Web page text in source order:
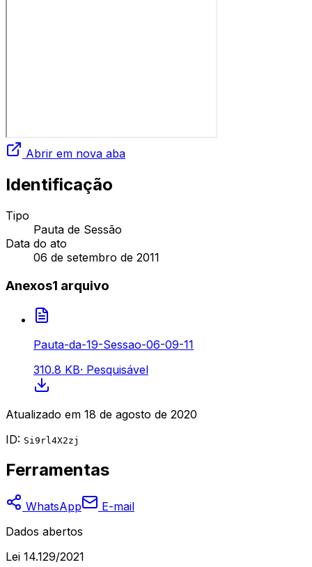
Abrir em nova aba
Identificação
Tipo
Pauta de Sessão
Data do ato
06 de setembro de 2011
Anexos1 arquivo
Pauta-da-19-Sessao-06-09-11
310.8 KB· Pesquisável
Atualizado em 18 de agosto de 2020
ID: Si9rl4X2zj
Ferramentas
WhatsApp
E-mail
Dados abertos
Lei 14.129/2021